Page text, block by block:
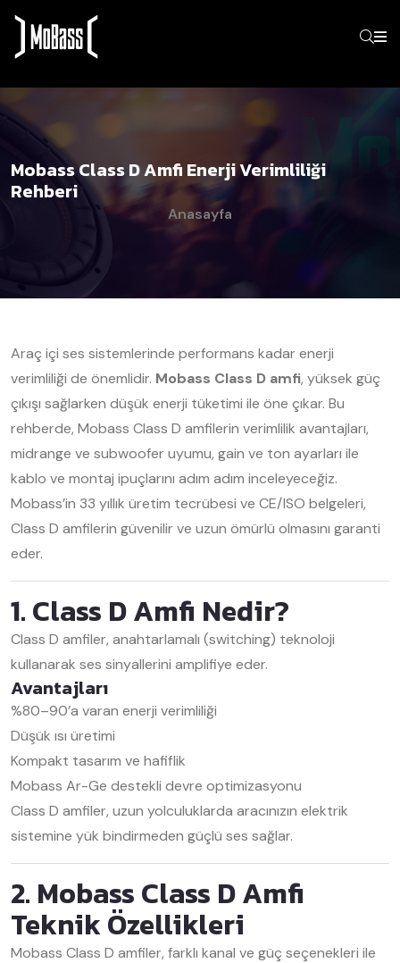
Mobass Class D Amfi Enerji Verimliliği
Rehberi
Anasayfa
Araç içi ses sistemlerinde performans kadar enerji
verimliliği de önemlidir. Mobass Class D amfi, yüksek güç
çıkışı sağlarken düşük enerji tüketimi ile öne çıkar. Bu
rehberde, Mobass Class D amfilerin verimlilik avantajları,
midrange ve subwoofer uyumu, gain ve ton ayarları ile
kablo ve montaj ipuçlarını adım adım inceleyeceğiz.
Mobass’in 33 yıllık üretim tecrübesi ve CE/ISO belgeleri,
Class D amfilerin güvenilir ve uzun ömürlü olmasını garanti
eder.
1. Class D Amfi Nedir?
Class D amfiler, anahtarlamalı (switching) teknoloji
kullanarak ses sinyallerini amplifiye eder.
Avantajları
%80–90’a varan enerji verimliliği
Düşük ısı üretimi
Kompakt tasarım ve hafiflik
Mobass Ar-Ge destekli devre optimizasyonu
Class D amfiler, uzun yolculuklarda aracınızın elektrik
sistemine yük bindirmeden güçlü ses sağlar.
2. Mobass Class D Amfi
Teknik Özellikleri
Mobass Class D amfiler, farklı kanal ve güç seçenekleri ile